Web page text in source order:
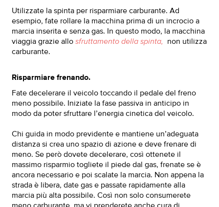
Utilizzate la spinta per risparmiare carburante. Ad
esempio, fate rollare la macchina prima di un incrocio a
marcia inserita e senza gas. In questo modo, la macchina
viaggia grazie allo sfruttamento della spinta,
non utilizza
carburante.
Risparmiare frenando.
Fate decelerare il veicolo toccando il pedale del freno
meno possibile. Iniziate la fase passiva in anticipo in
modo da poter sfruttare l’energia cinetica del veicolo.
Chi guida in modo previdente e mantiene un’adeguata
distanza si crea uno spazio di azione e deve frenare di
meno. Se però dovete decelerare, così ottenete il
massimo risparmio togliete il piede dal gas, frenate se è
ancora necessario e poi scalate la marcia. Non appena la
strada è libera, date gas e passate rapidamente alla
marcia più alta possibile. Così non solo consumerete